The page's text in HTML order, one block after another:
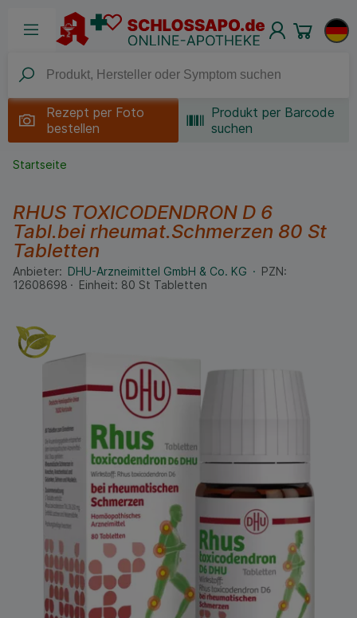
Rezept per Foto
bestellen
Produkt per Barcode
suchen
Startseite
RHUS TOXICODENDRON D 6
Tabl.bei rheumat.Schmerzen 80 St
Tabletten
Anbieter: DHU-Arzneimittel GmbH & Co. KG
PZN:
12608698
Einheit: 80 St Tabletten